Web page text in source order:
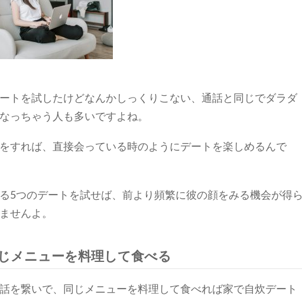
トを試したけどなんかしっくりこない、通話と同じでダラダ
っちゃう人も多いですよね。
すれば、直接会っている時のようにデートを楽しめるんで
5つのデートを試せば、前より頻繁に彼の顔をみる機会が得ら
せんよ。
メニューを料理して食べる
を繋いで、同じメニューを料理して食べれば家で自炊デート